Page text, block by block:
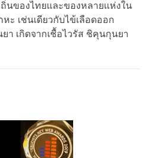
ถิ่นของไทยและของหลายแห่งใน
ะ เช่นเดียวกับไข้เลือดออก
า เกิดจากเชื้อไวรัส ชิคุนกุนยา